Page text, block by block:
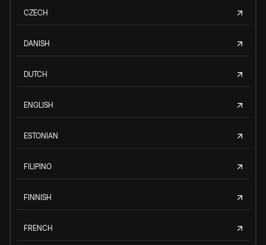
CZECH
DANISH
DUTCH
ENGLISH
ESTONIAN
FILIPINO
FINNISH
FRENCH